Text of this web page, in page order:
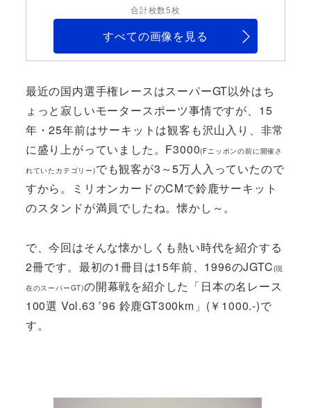
合計枚数5枚
すべての画像を見る
最近の国内選手権レースはスーパーGT以外はち
ょっと寂しいモータースポーツ事情ですが、15
年・25年前はサーキットは観客も沢山入り、非常
に盛り上がっていました。F3000(Fニッポンの前に開催さ
れていたカテゴリー)でも観客が3～5万人入っていたので
すから。ミリオンカードのCMで鈴鹿サーキット
のスタンドが満員でしたね。懐かし～。
で、今回はそんな懐かしくも熱い時代を紹介する
2冊です。最初の1冊目は15年前、1996のJGTC(現
在のスーパーGT)の開幕戦を紹介した「日本の名レース
100選 Vol.63 ’96 鈴鹿GT300km」(￥1000.-)で
す。